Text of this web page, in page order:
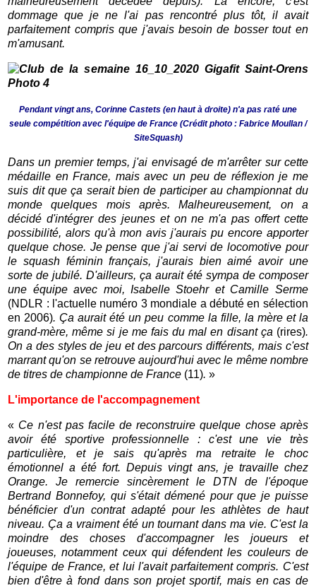
dommage que je ne l'ai pas rencontré plus tôt, il avait
parfaitement compris que j'avais besoin de bosser tout en
m'amusant.
Pendant vingt ans, Corinne Castets (en haut à droite) n'a pas raté une
seule compétition avec l'équipe de France (Crédit photo : Fabrice Moullan /
SiteSquash)
Dans un premier temps, j'ai envisagé de m'arrêter sur cette
médaille en France, mais avec un peu de réflexion je me
suis dit que ça serait bien de participer au championnat du
monde quelques mois après. Malheureusement, on a
décidé d'intégrer des jeunes et on ne m'a pas offert cette
possibilité, alors qu'à mon avis j'aurais pu encore apporter
quelque chose. Je pense que j'ai servi de locomotive pour
le squash féminin français, j'aurais bien aimé avoir une
sorte de jubilé. D'ailleurs, ça aurait été sympa de composer
une équipe avec moi, Isabelle Stoehr et Camille Serme
(NDLR : l'actuelle numéro 3 mondiale a débuté en sélection
en 2006). Ça aurait été un peu comme la fille, la mère et la
grand-mère, même si je me fais du mal en disant ça (rires).
On a des styles de jeu et des parcours différents, mais c'est
marrant qu'on se retrouve aujourd'hui avec le même nombre
de titres de championne de France (11).»
L'importance de l'accompagnement
« Ce n'est pas facile de reconstruire quelque chose après
avoir été sportive professionnelle : c'est une vie très
particulière, et je sais qu'après ma retraite le choc
émotionnel a été fort. Depuis vingt ans, je travaille chez
Orange. Je remercie sincèrement le DTN de l'époque
Bertrand Bonnefoy, qui s'était démené pour que je puisse
bénéficier d'un contrat adapté pour les athlètes de haut
niveau. Ça a vraiment été un tournant dans ma vie. C'est la
moindre des choses d'accompagner les joueurs et
joueuses, notamment ceux qui défendent les couleurs de
l'équipe de France, et lui l'avait parfaitement compris. C'est
bien d'être à fond dans son projet sportif, mais en cas de